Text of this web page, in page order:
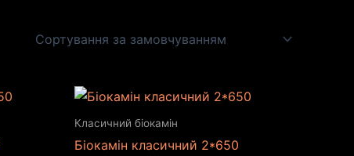
Класичний біокамін
Біокамін класичний 2*650